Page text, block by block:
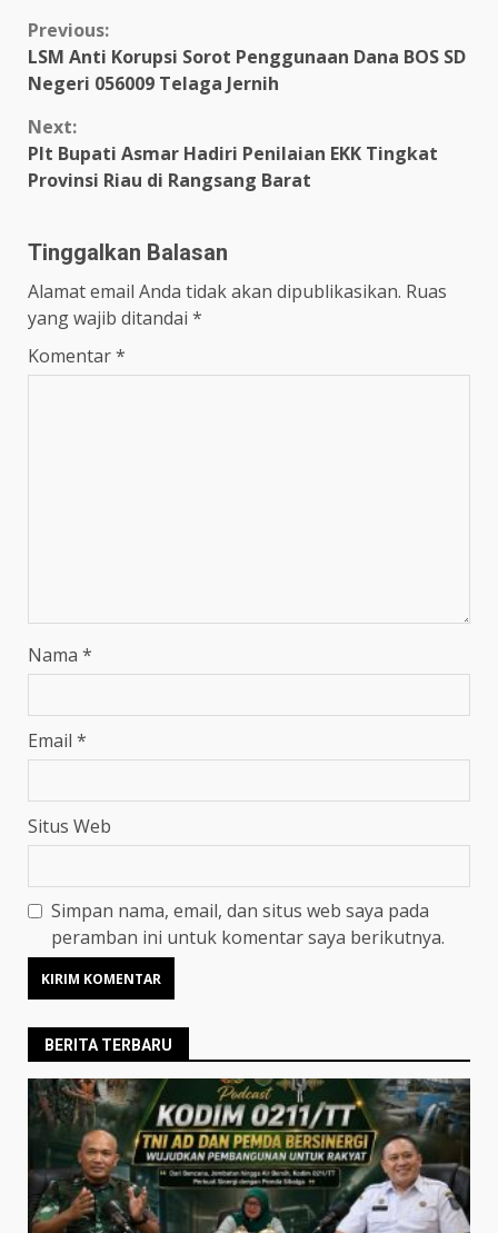
Continue
Reading
Previous:
LSM Anti Korupsi Sorot Penggunaan Dana BOS SD
Negeri 056009 Telaga Jernih
Next:
Plt Bupati Asmar Hadiri Penilaian EKK Tingkat
Provinsi Riau di Rangsang Barat
Tinggalkan Balasan
Alamat email Anda tidak akan dipublikasikan. Ruas
yang wajib ditandai *
Komentar*
Nama *
Email *
Situs Web
Simpan nama, email, dan situs web saya pada
peramban ini untuk komentar saya berikutnya.
BERITA TERBARU